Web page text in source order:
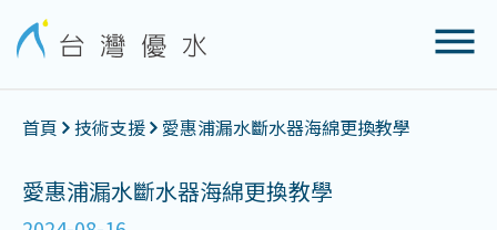
首頁 技術支援 愛惠浦漏水斷水器海綿更換教學
愛惠浦漏水斷水器海綿更換教學